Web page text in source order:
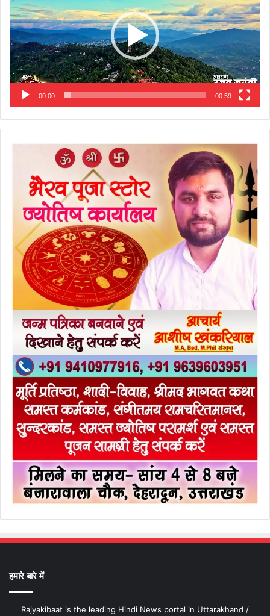
00:00 00:59
हमारे बारे में
Rajyakibaat is the leading Hindi News portal in Uttarakhand /